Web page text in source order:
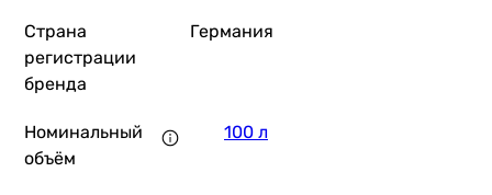
Страна
регистрации
бренда
Германия
Номинальный
объём
100 л